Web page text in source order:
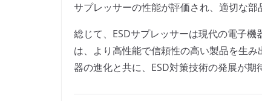
サプレッサーの性能が評価され、適切な部
総じて、ESDサプレッサーは現代の電子
は、より高性能で信頼性の高い製品を生
器の進化と共に、ESD対策技術の発展が期